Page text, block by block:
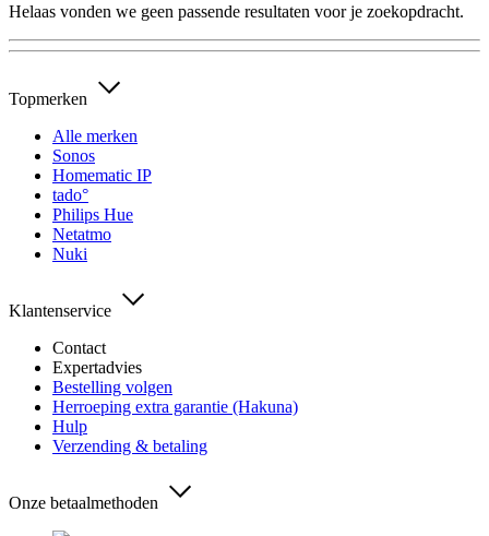
Helaas vonden we geen passende resultaten voor je zoekopdracht.
Topmerken
Alle merken
Sonos
Homematic IP
tado°
Philips Hue
Netatmo
Nuki
Klantenservice
Contact
Expertadvies
Bestelling volgen
Herroeping extra garantie (Hakuna)
Hulp
Verzending & betaling
Onze betaalmethoden